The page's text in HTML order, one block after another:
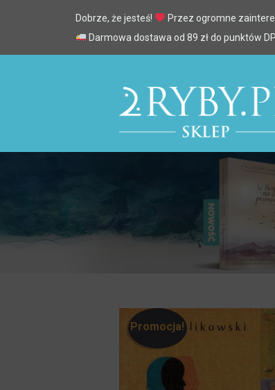
Dobrze, że jesteś! Przez ogromne
Darmowa dostawa od 89 zł do punktów
Promocja!